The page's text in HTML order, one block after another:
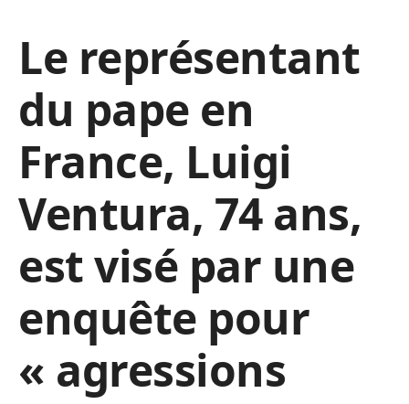
Le représentant
du pape en
France, Luigi
Ventura, 74 ans,
est visé par une
enquête pour
« agressions